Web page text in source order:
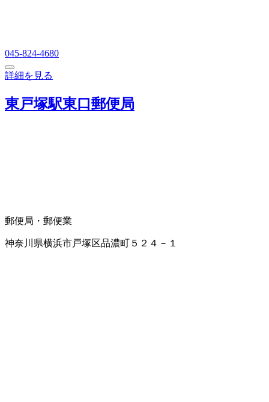
045-824-4680
詳細を見る
東戸塚駅東口郵便局
郵便局・郵便業
神奈川県横浜市戸塚区品濃町５２４－１